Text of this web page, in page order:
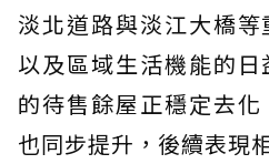
淡北道路與淡江大橋等
以及區域生活機能的
的待售餘屋正穩定去
也同步提升，後續表現